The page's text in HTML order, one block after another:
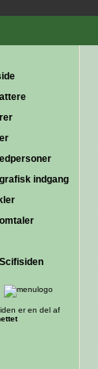
indgang
er en del af